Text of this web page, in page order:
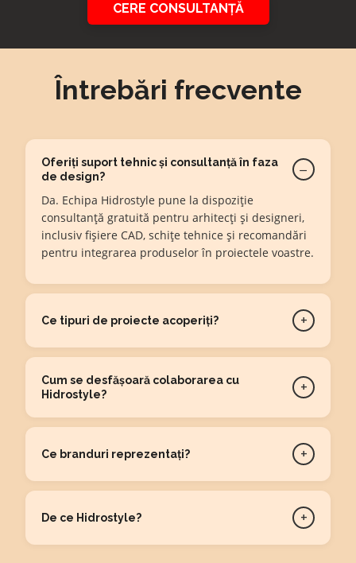
Sursa
(UTM)
Medium
(UTM)
Campanie
(UTM)
Sursa
generala
CERE CONSULTANȚĂ
Întrebări frecvente
Oferiți suport tehnic și consultanță în faza
de design?
−
Da. Echipa Hidrostyle pune la dispoziție
consultanță gratuită pentru arhitecți și designeri,
inclusiv fișiere CAD, schițe tehnice și recomandări
pentru integrarea produselor în proiectele voastre.
Ce tipuri de proiecte acoperiți? +
Cum se desfășoară colaborarea cu
Hidrostyle?
+
Ce branduri reprezentați? +
De ce Hidrostyle? +